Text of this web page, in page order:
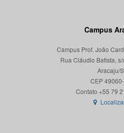
Campus
Campus Prof. João
Rua Cláudio Batista,
Aracaju/
CEP